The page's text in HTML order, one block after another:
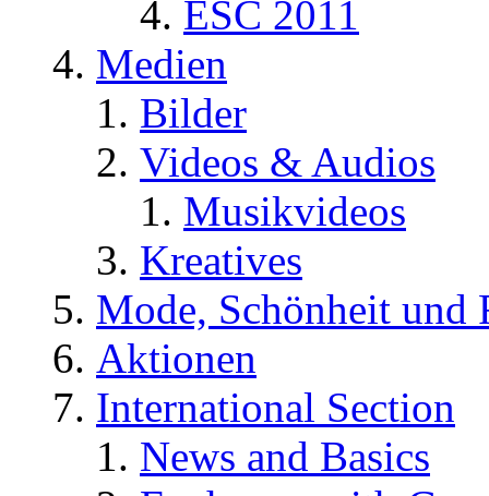
ESC 2011
Medien
Bilder
Videos & Audios
Musikvideos
Kreatives
Mode, Schönheit und
Aktionen
International Section
News and Basics